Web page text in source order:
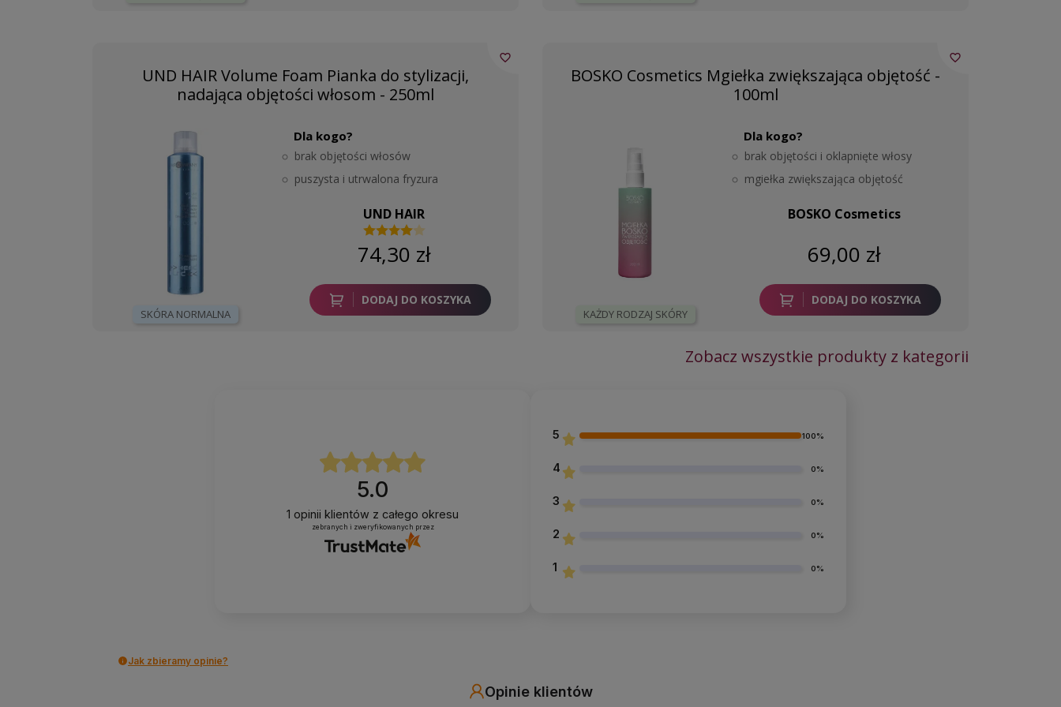
UND HAIR Volume Foam Pianka do stylizacji,
nadająca objętości włosom - 250ml
SKÓRA NORMALNA
Dla kogo?
brak objętości włosów
puszysta i utrwalona fryzura
UND HAIR
74,30 zł
DODAJ DO KOSZYKA
favorite_border
BOSKO Cosmetics Mgiełka zwiększająca objętość -
100ml
KAŻDY RODZAJ SKÓRY
Dla kogo?
brak objętości i oklapnięte włosy
mgiełka zwiększająca objętość
BOSKO Cosmetics
69,00 zł
DODAJ DO KOSZYKA
favorite_border
Zobacz wszystkie produkty z kategorii
5.0
1 opinii klientów z całego okresu
zebranych i zweryfikowanych przez
5 100%
4 0%
3 0%
2 0%
1 0%
Jak zbieramy opinie?
Opinie klientów